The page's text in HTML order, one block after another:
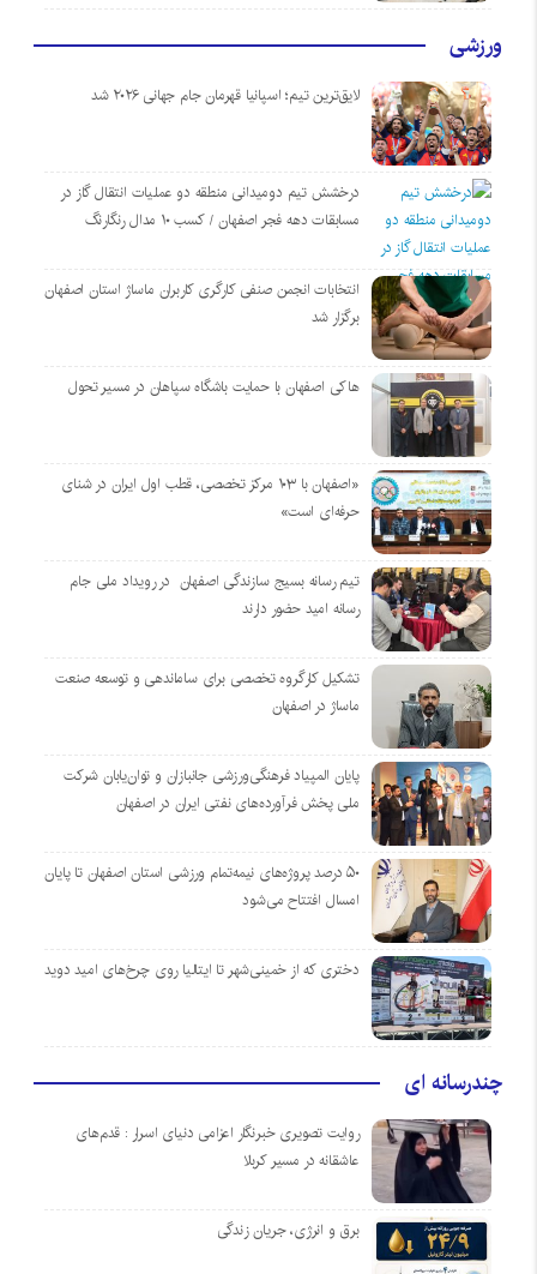
ورزشی
لایق‌ترین تیم؛ اسپانیا قهرمان جام جهانی ۲۰۲۶ شد
درخشش تیم دومیدانی منطقه دو عملیات انتقال گاز در
مسابقات دهه فجر اصفهان / کسب ۱۰ مدال رنگارنگ
انتخابات انجمن صنفی کارگری کاربران ماساژ استان اصفهان
برگزار شد
هاکی اصفهان با حمایت باشگاه سپاهان در مسیر تحول
«اصفهان با ۱۰۳ مرکز تخصصی، قطب اول ایران در شنای
حرفه‌ای است»
تیم رسانه بسیج سازندگی اصفهان در رویداد ملی جام
رسانه امید حضور دارند
تشکیل کارگروه تخصصی برای ساماندهی و توسعه صنعت
ماساژ در اصفهان
پایان المپیاد فرهنگی‌ورزشی جانبازان و توان‌یابان شرکت
ملی پخش فرآورده‌های نفتی ایران در اصفهان
۵۰ درصد پروژه‌های نیمه‌تمام ورزشی استان اصفهان تا پایان
امسال افتتاح می‌شود
دختری که از خمینی‌شهر تا ایتالیا روی چرخ‌های امید دوید
چندرسانه ای
روایت تصویری خبرنگار اعزامی دنیای اسرار : قدم‌های
عاشقانه در مسیر کربلا
برق و انرژی، جریان زندگی